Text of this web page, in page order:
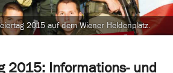
2015: Informations- und
2015 auf dem Wiener Heldenplatz.